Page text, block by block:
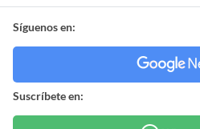
Síguenos en:
Suscríbete en: